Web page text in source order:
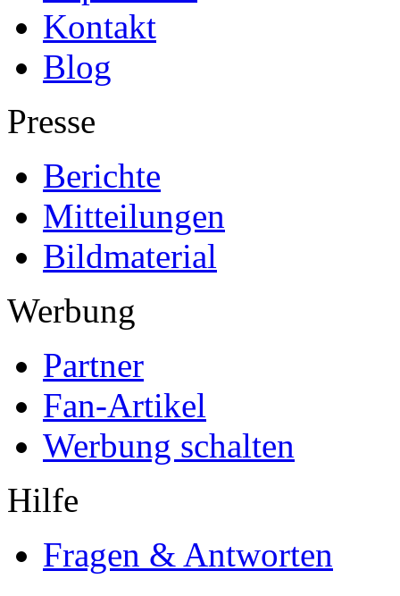
Kontakt
Blog
Presse
Berichte
Mitteilungen
Bildmaterial
Werbung
Partner
Fan-Artikel
Werbung schalten
Hilfe
Fragen & Antworten